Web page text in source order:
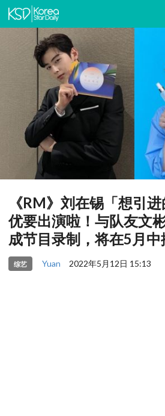
《RM》刘在锡「想引
优要出演啦！与队友文
成节目录制，将在5月中
综艺 Yuan 2022年5月12日 15:13